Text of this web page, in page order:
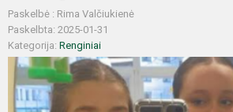
Paskelbė : Rima Valčiukienė
Paskelbta: 2025-01-31
Kategorija: Renginiai